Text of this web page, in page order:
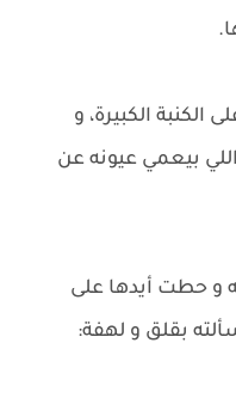
الكنبة الكبيرة، و
بيعمي عيونه عن
و حطت أيدها على
بقلق و لهفة: